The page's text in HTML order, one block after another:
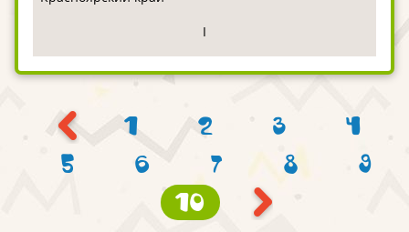
I
1 2 3
4
5
6 7 8
9
10